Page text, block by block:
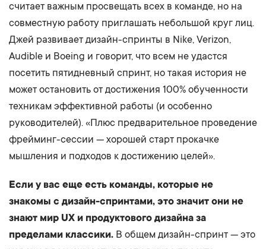
считает важным просвещать всех в команде, но на
совместную работу приглашать небольшой круг лиц.
Джей развивает дизайн-спринты в Nike, Verizon,
Audible и Boeing и говорит, что всем не удастся
посетить пятидневный спринт, но такая история не
может остановить от достижения 100% обученности
техникам эффективной работы (и особенно
руководителей). «Плюс предварительное проведение
фрейминг-сессии — хорошей старт прокачке
мышления и подходов к достижению целей».
Если у вас еще есть команды, которые не
знакомы с дизайн-спринтами, это значит они не
знают мир UX и продуктового дизайна за
пределами классики. В общем дизайн-спринт — это